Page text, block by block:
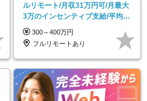
ルリモート/月収31万円可/月最大
3万のインセンティブ支給/平均年
齢33歳
300～400万円
フルリモートあり